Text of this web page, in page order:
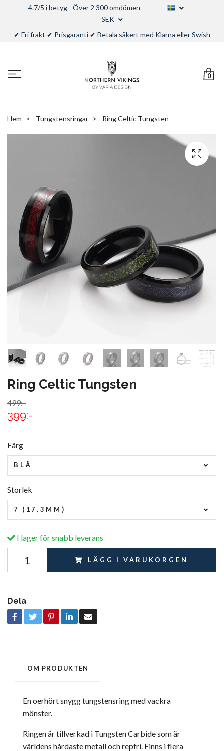
4.7/5 i betyg - Över 2 300 omdömen
SEK
✔ Fri frakt ✔ Prisgaranti ✔ Betala säkert med Klarna eller Swish
0
Hem Tungstensringar Ring Celtic Tungsten
Ring Celtic Tungsten
499:-
399:-
Färg
BLÅ
Storlek
7 (17,3MM)
I lager för snabb leverans
LÄGG I VARUKORGEN
Dela
OM PRODUKTEN
En oerhört snygg tungstensring med vackra
mönster.
Ringen är tillverkad i Tungsten Carbide som är
världens hårdaste metall och repfri. Finns i flera